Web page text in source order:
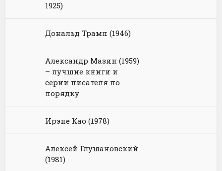
1925)
Дональд Трамп (1946)
Александр Мазин (1959)
– лучшие книги и
серии писателя по
порядку
Ирэне Као (1978)
Алексей Глушановский
(1981)